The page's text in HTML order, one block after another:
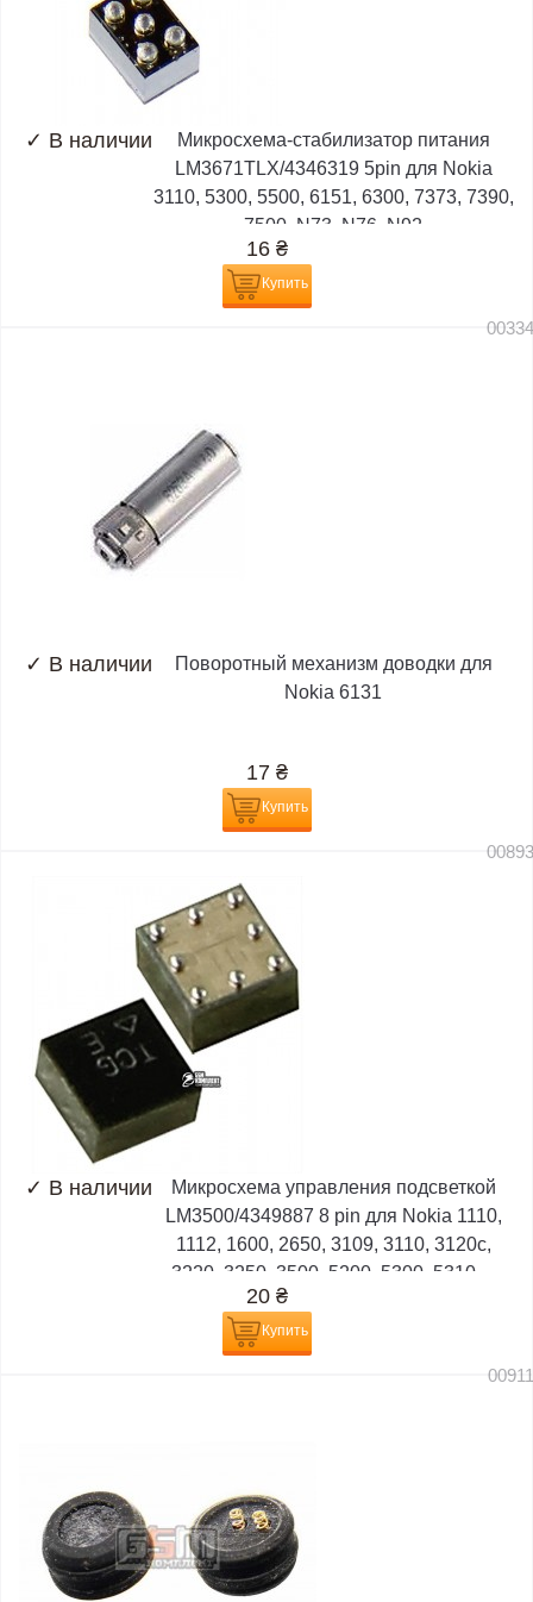
✓ В наличии
Микросхема-стабилизатор питания
LM3671TLX/4346319 5pin для Nokia
3110, 5300, 5500, 6151, 6300, 7373, 7390,
7500, N73, N76, N92
16 ₴
Купить
✓ В наличии
Поворотный механизм доводки для
Nokia 6131
17 ₴
Купить
✓ В наличии
Микросхема управления подсветкой
LM3500/4349887 8 pin для Nokia 1110,
1112, 1600, 2650, 3109, 3110, 3120c,
3220, 3250, 3500, 5200, 5300, 5310,...
20 ₴
Купить